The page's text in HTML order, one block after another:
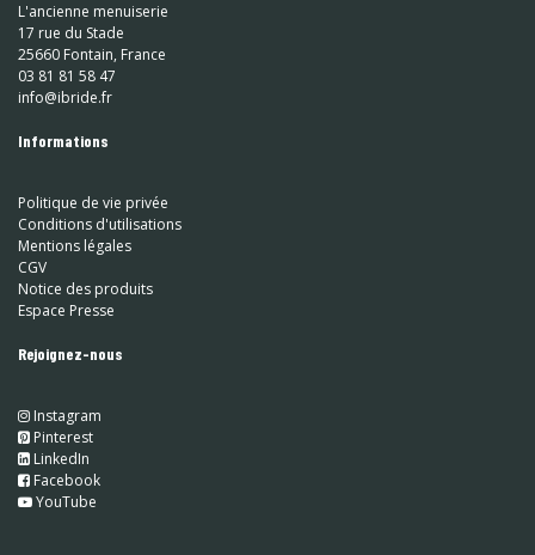
L'ancienne menuiserie
17 rue du Stade
25660 Fontain, France
03 81 81 58 47
info@ibride.fr
Informations
Politique de vie privée
Conditions d'utilisations
Mentions légales
CGV
Notice des produits
Espace Presse
Rejoignez-nous
Instagram
Pinterest
LinkedIn
​ Facebook
YouTube